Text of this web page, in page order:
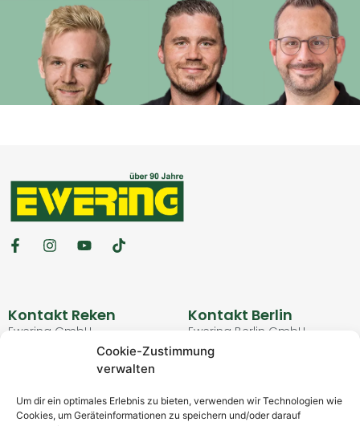
Cookie-Zustimmung
verwalten
Um dir ein optimales Erlebnis zu bieten, verwenden wir Technologien wie
Cookies, um Geräteinformationen zu speichern und/oder darauf
Kontakt Reken
Ewering GmbH
info@ewering.de
Kontakt Berlin
Ewering Berlin GmbH
Kurfürstendamm 90
berlin@ewering.de